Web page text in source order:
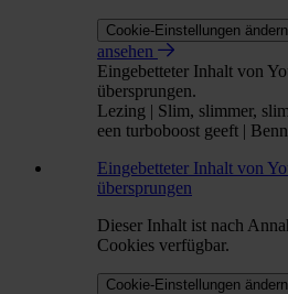
Cookie-Einstellungen ändern
ansehen
Eingebetteter Inhalt von
übersprungen.
Lezing | Slim, slimmer,
een turboboost geeft |
Eingebetteter Inhalt von
übersprungen
Dieser Inhalt ist nach
Cookies verfügbar.
Cookie-Einstellungen ändern